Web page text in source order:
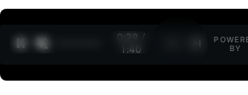
0:30 /
1:40
BY